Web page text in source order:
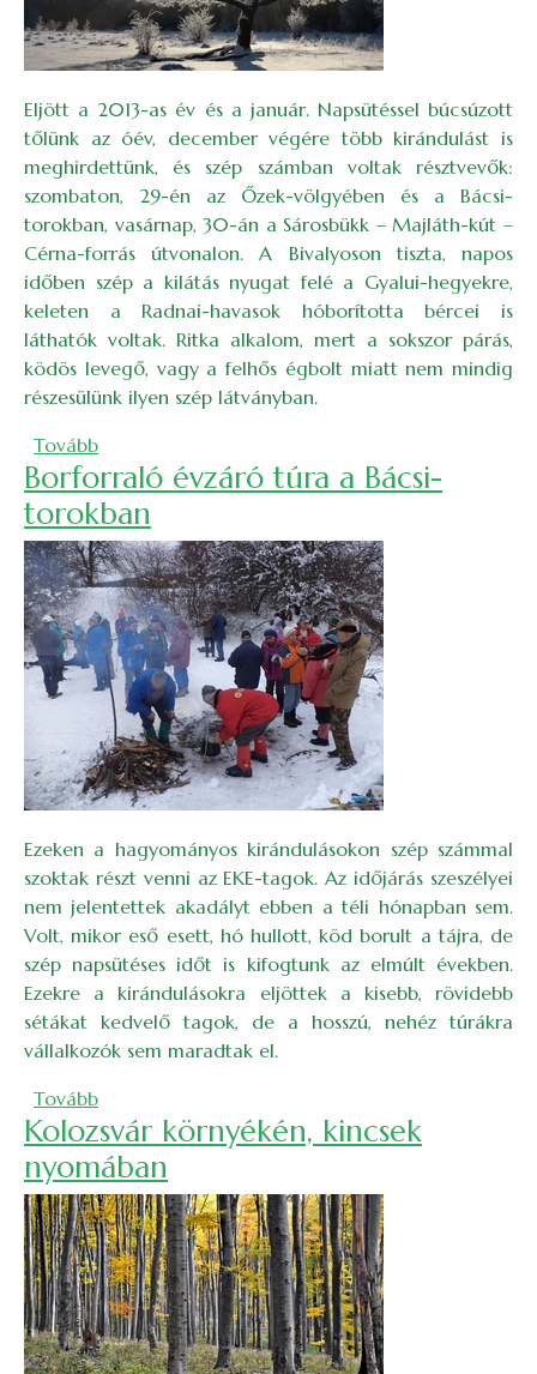
Eljött a 2013-as év és a január. Napsütéssel búcsúzott
tőlünk az óév, december végére több kirándulást is
meghirdettünk, és szép számban voltak résztvevők:
szombaton, 29-én az Őzek-völgyében és a Bácsi-
torokban, vasárnap, 30-án a Sárosbükk – Majláth-kút –
Cérna-forrás útvonalon. A Bivalyoson tiszta, napos
időben szép a kilátás nyugat felé a Gyalui-hegyekre,
keleten a Radnai-havasok hóborította bércei is
láthatók voltak. Ritka alkalom, mert a sokszor párás,
ködös levegő, vagy a felhős égbolt miatt nem mindig
részesülünk ilyen szép látványban.
Tovább(„A természet csak szép tud lenni!!” - Új
Borforraló évzáró túra a Bácsi-
torokban
Ezeken a hagyományos kirándulásokon szép számmal
szoktak részt venni az EKE-tagok. Az időjárás szeszélyei
nem jelentettek akadályt ebben a téli hónapban sem.
Volt, mikor eső esett, hó hullott, köd borult a tájra, de
szép napsütéses időt is kifogtunk az elmúlt években.
Ezekre a kirándulásokra eljöttek a kisebb, rövidebb
sétákat kedvelő tagok, de a hosszú, nehéz túrákra
vállalkozók sem maradtak el.
Tovább(Borforraló évzáró túra a Bácsi-torokban)
Kolozsvár környékén, kincsek
nyomában